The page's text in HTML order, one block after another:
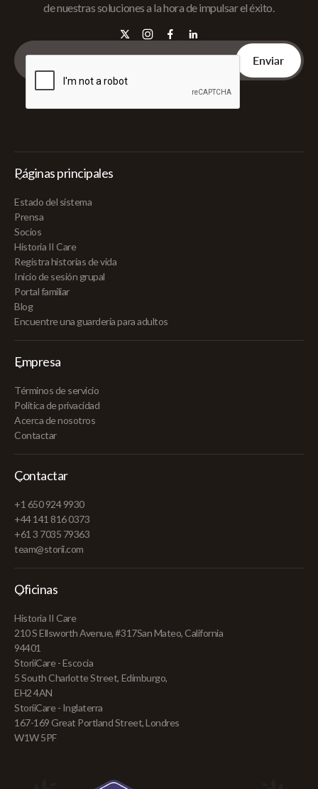
de nuestras soluciones a la hora de impulsar el éxito.
Páginas principales
Estado del sistema
Prensa
Socios
Historia II Care
Registra historias de vida
Inicio de sesión grupal
Portal familiar
Blog
Encuentre una guardería para adultos
Empresa
Términos de servicio
Política de privacidad
Acerca de nosotros
Contactar
Contactar
+1 650 924 9930
+44 141 816 0373
+61 3 7035 79363
team@storii.com
Oficinas
Historia II Care
210 S Ellsworth Avenue, #317San Mateo, California
94401
StoriiCare - Escocia
5 South Charlotte Street, Edimburgo,
EH2 4AN
StoriiCare - Inglaterra
167-169 Great Portland Street, Londres
W1W 5PF